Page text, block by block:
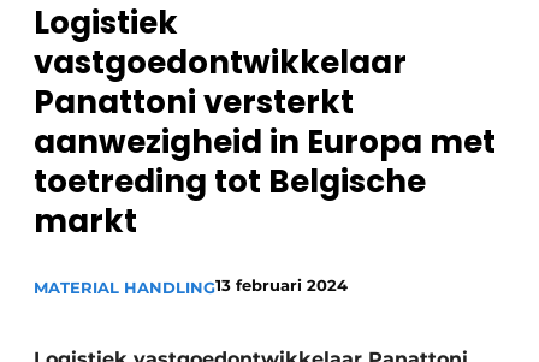
Logistiek
vastgoedontwikkelaar
Panattoni versterkt
aanwezigheid in Europa met
toetreding tot Belgische
markt
MATERIAL HANDLING13 februari 2024